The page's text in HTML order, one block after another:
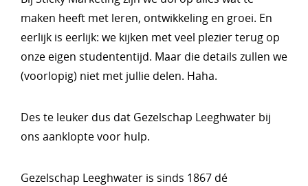
maken heeft met leren, ontwikkeling en groei. En
eerlijk is eerlijk: we kijken met veel plezier terug op
onze eigen studententijd. Maar die details zullen we
(voorlopig) niet met jullie delen. Haha.
Des te leuker dus dat Gezelschap Leeghwater bij
ons aanklopte voor hulp.
Gezelschap Leeghwater is sinds 1867 dé